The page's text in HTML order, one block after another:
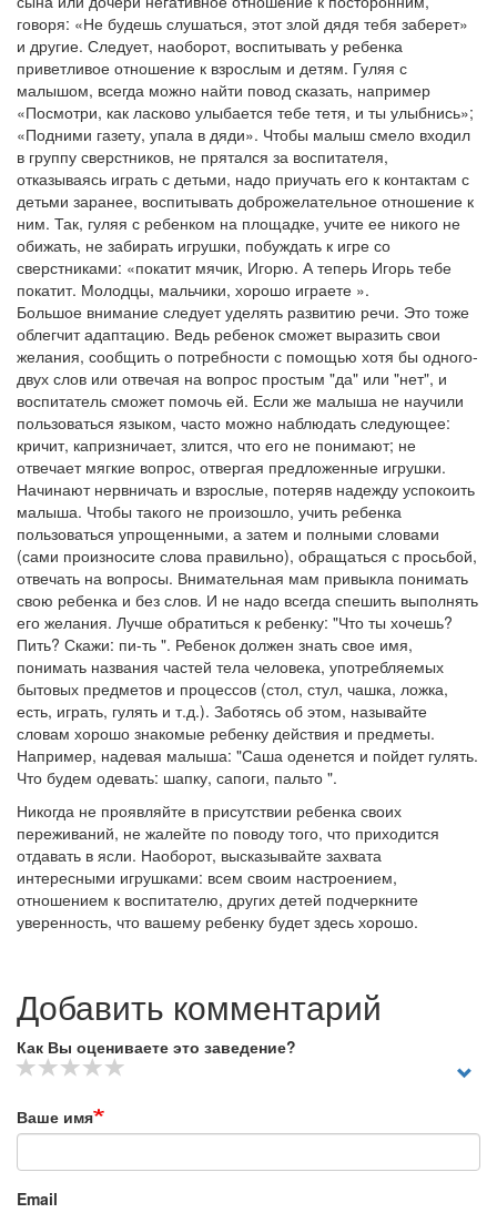
говоря: «Не будешь слушаться, этот злой дядя тебя заберет»
и другие. Следует, наоборот, воспитывать у ребенка
приветливое отношение к взрослым и детям. Гуляя с
малышом, всегда можно найти повод сказать, например
«Посмотри, как ласково улыбается тебе тетя, и ты улыбнись»;
«Подними газету, упала в дяди». Чтобы малыш смело входил
в группу сверстников, не прятался за воспитателя,
отказываясь играть с детьми, надо приучать его к контактам с
детьми заранее, воспитывать доброжелательное отношение к
ним. Так, гуляя с ребенком на площадке, учите ее никого не
обижать, не забирать игрушки, побуждать к игре со
сверстниками: «покатит мячик, Игорю. А теперь Игорь тебе
покатит. Молодцы, мальчики, хорошо играете ».
Большое внимание следует уделять развитию речи. Это тоже
облегчит адаптацию. Ведь ребенок сможет выразить свои
желания, сообщить о потребности с помощью хотя бы одного-
двух слов или отвечая на вопрос простым "да" или "нет", и
воспитатель сможет помочь ей. Если же малыша не научили
пользоваться языком, часто можно наблюдать следующее:
кричит, капризничает, злится, что его не понимают; не
отвечает мягкие вопрос, отвергая предложенные игрушки.
Начинают нервничать и взрослые, потеряв надежду успокоить
малыша. Чтобы такого не произошло, учить ребенка
пользоваться упрощенными, а затем и полными словами
(сами произносите слова правильно), обращаться с просьбой,
отвечать на вопросы. Внимательная мам привыкла понимать
свою ребенка и без слов. И не надо всегда спешить выполнять
его желания. Лучше обратиться к ребенку: "Что ты хочешь?
Пить? Скажи: пи-ть ". Ребенок должен знать свое имя,
понимать названия частей тела человека, употребляемых
бытовых предметов и процессов (стол, стул, чашка, ложка,
есть, играть, гулять и т.д.). Заботясь об этом, называйте
словам хорошо знакомые ребенку действия и предметы.
Например, надевая малыша: "Саша оденется и пойдет гулять.
Что будем одевать: шапку, сапоги, пальто ".
Никогда не проявляйте в присутствии ребенка своих
переживаний, не жалейте по поводу того, что приходится
отдавать в ясли. Наоборот, высказывайте захвата
интересными игрушками: всем своим настроением,
отношением к воспитателю, других детей подчеркните
уверенность, что вашему ребенку будет здесь хорошо.
Добавить комментарий
Как Вы оцениваете это заведение?
Ваше имя
Email